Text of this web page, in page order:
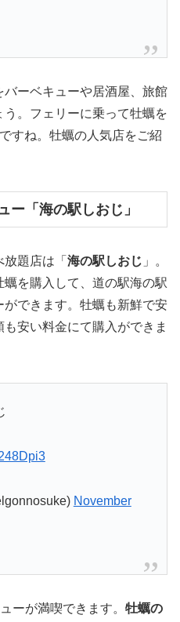
ーベキューや居酒屋、旅館
。フェリーに乗って牡蠣を
すね。牡蠣の人気店をご紹
「海の駅しおじ」
題店は「 海の駅しおじ 」。
蠣を購入して、道の駅海の駅
できます。牡蠣も新鮮で安
安い料金にて購入ができま
November
ーが満喫できます。 牡蠣の